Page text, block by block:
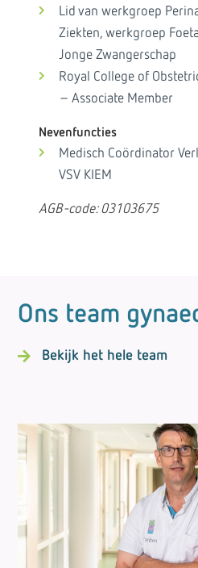
Lid van werkgroep
Ziekten, werkgroep
Jonge Zwangerschap
Royal College of
– Associate Member
Nevenfuncties
Medisch Coördinator
VSV KIEM
AGB-code: 03103675
Ons team
Bekijk het hele team